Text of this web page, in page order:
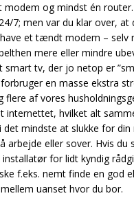
modem og mindst én
7; men var du klar over, at
et tændt modem – selv
mere eller mindre
smart tv, der jo netop er
en masse ekstra
flere af vores
internettet, hvilket alt
det mindste at slukke for
arbejde eller sover. Hvis
installatør for lidt kyndig
f.eks. nemt finde en god
uanset hvor du bor.